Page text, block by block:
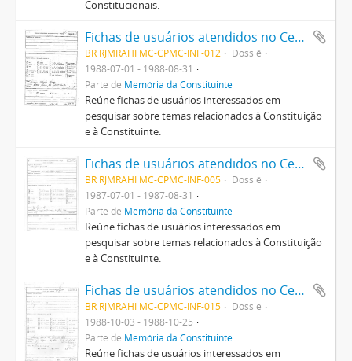
Constitucionais.
Fichas de usuários atendidos no Centro Pró-Memória da Constituinte
BR RJMRAHI MC-CPMC-INF-012
Dossiê
1988-07-01 - 1988-08-31
Parte de Memória da Constituinte
Reúne fichas de usuários interessados em
pesquisar sobre temas relacionados à Constituição
e à Constituinte.
Fichas de usuários atendidos no Centro Pró-Memória da Constituinte
BR RJMRAHI MC-CPMC-INF-005
Dossiê
1987-07-01 - 1987-08-31
Parte de Memória da Constituinte
Reúne fichas de usuários interessados em
pesquisar sobre temas relacionados à Constituição
e à Constituinte.
Fichas de usuários atendidos no Centro Pró-Memória da Constituinte
BR RJMRAHI MC-CPMC-INF-015
Dossiê
1988-10-03 - 1988-10-25
Parte de Memória da Constituinte
Reúne fichas de usuários interessados em